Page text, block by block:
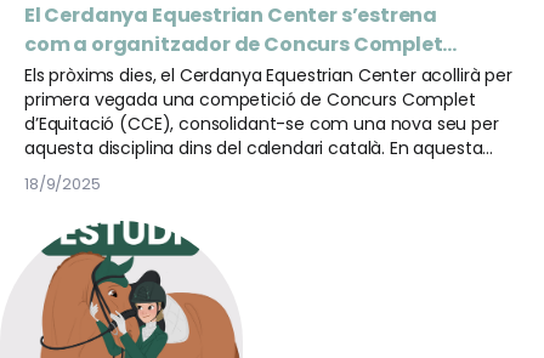
El Cerdanya Equestrian Center s’estrena
com a organitzador de Concurs Complet
d’Equitació
Els pròxims dies, el Cerdanya Equestrian Center acollirà per
primera vegada una competició de Concurs Complet
d’Equitació (CCE), consolidant-se com una nova seu per
aquesta disciplina dins del calendari català. En aquesta
estrena, el centre organitzarà tant concursos nacionals
com territorials per a cavalls i ponis, en una jornada plena
d’activitat esportiva i passió per l’equitació.
18/9/2025